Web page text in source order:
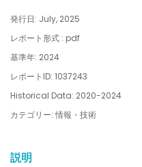
発行日: July, 2025
レポート形式 : pdf
基準年: 2024
レポートID: 1037243
Historical Data: 2020-2024
カテゴリー: 情報・技術
説明